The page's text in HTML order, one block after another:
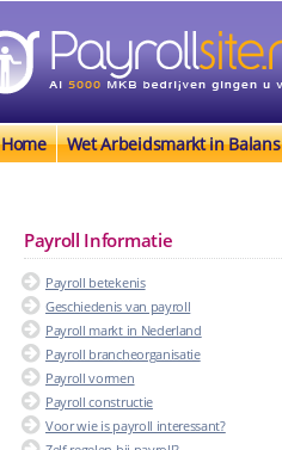
Home Wet Arbeidsmarkt in Balans
Payroll Informatie
Payroll betekenis
Geschiedenis van payroll
Payroll markt in Nederland
Payroll brancheorganisatie
Payroll vormen
Payroll constructie
Voor wie is payroll interessant?